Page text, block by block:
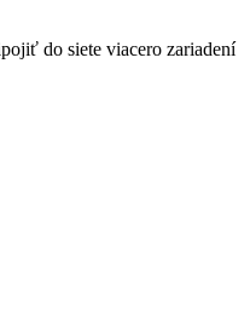
do siete viacero zariadení